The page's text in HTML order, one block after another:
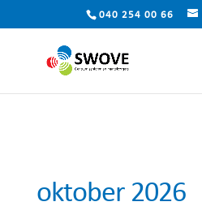
040 254 00 66
oktober 2026